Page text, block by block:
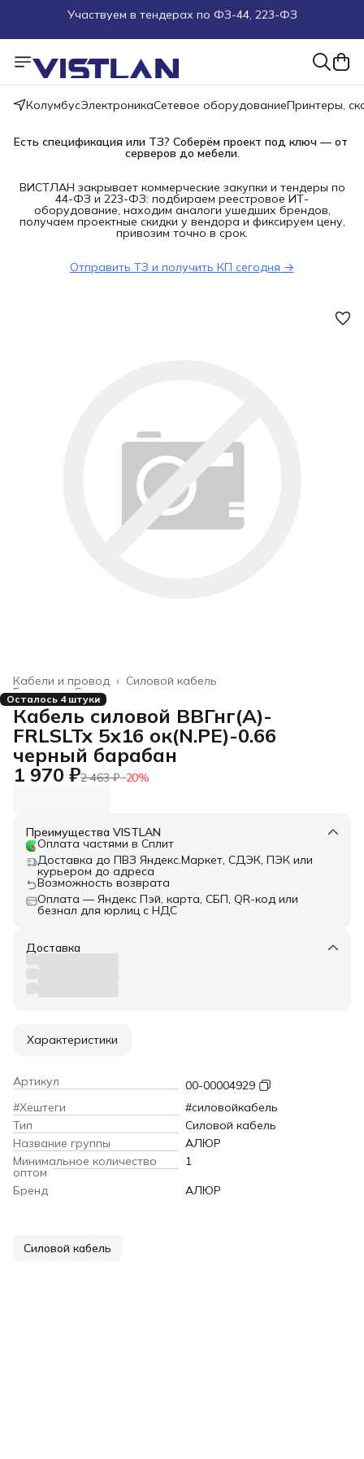
Пуско-наладочные работы
Пришлите запрос на e-mail или в чат
Более 100 000 позиций в наличии и под заказ
КолумбусЭлектроникаСетевое оборудованиеПринтеры,
Есть спецификация или ТЗ? Соберём проект под ключ — от
серверов до мебели.
ВИСТЛАН закрывает коммерческие закупки и тендеры по
44-ФЗ и 223-ФЗ: подбираем реестровое ИТ-
оборудование, находим аналоги ушедших брендов,
получаем проектные скидки у вендора и фиксируем цену,
привозим точно в срок.
Отправить ТЗ и получить КП сегодня →
Силовой кабель
Кабели и провод ›
Строительство и ремонт
Главная ›
Осталось 4 штуки
Кабель силовой ВВГнг(А)-
FRLSLTx 5х16 ок(N.PE)-0.66
черный барабан
1 970 ₽2 463 ₽−20%
Преимущества VISTLAN
Оплата частями в Сплит
Доставка до ПВЗ Яндекс.Маркет, СДЭК, ПЭК или
курьером до адреса
Возможность возврата
Оплата — Яндекс Пэй, карта, СБП, QR-код или
безнал для юрлиц с НДС
Доставка
Характеристики
Артикул
00-00004929
#Хештеги
#силовойкабель
Тип
Силовой кабель
Название группы
АЛЮР
Минимальное количество
оптом
1
Бренд
АЛЮР
Силовой кабель